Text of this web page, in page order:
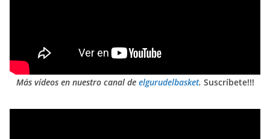
Más vídeos en nuestro canal de elgurudelbasket. Suscríbete!!!